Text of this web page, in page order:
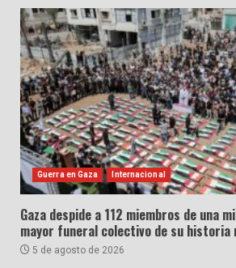
Guerra en Gaza Internacional
Gaza despide a 112 miembros de una
mayor funeral colectivo de su historia
5 de agosto de 2026